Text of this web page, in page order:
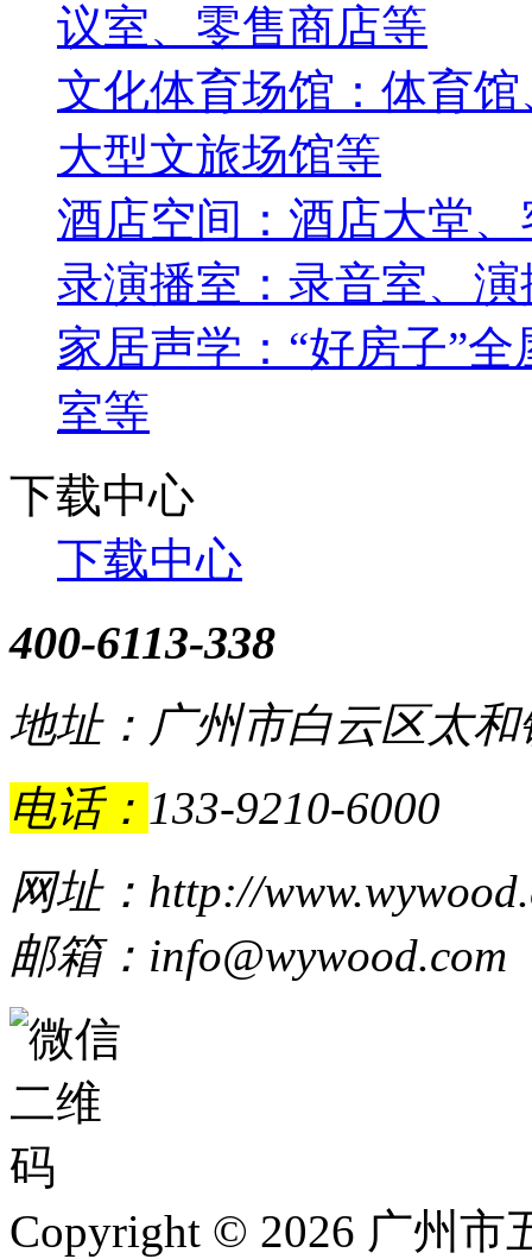
议室、零售商店等
文化体育场馆：体育
大型文旅场馆等
酒店空间：酒店大堂
录演播室：录音室、
家居声学：“好房子”
室等
下载中心
下载中心
400-6113-338
地址：广州市白云区太
电话： 133-9210-6000
网址：http://
邮箱：info@wywood.com
Copyright © 2026 广州